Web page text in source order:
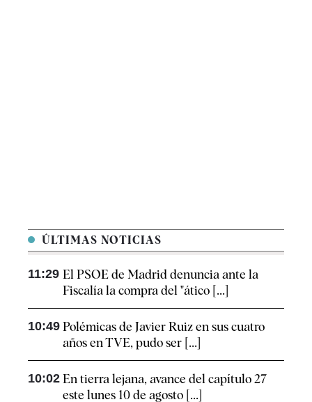
ÚLTIMAS NOTICIAS
11:29 El PSOE de Madrid denuncia ante la
Fiscalía la compra del "ático [...]
10:49 Polémicas de Javier Ruiz en sus cuatro
años en TVE, pudo ser [...]
10:02 En tierra lejana, avance del capítulo 27
este lunes 10 de agosto [...]